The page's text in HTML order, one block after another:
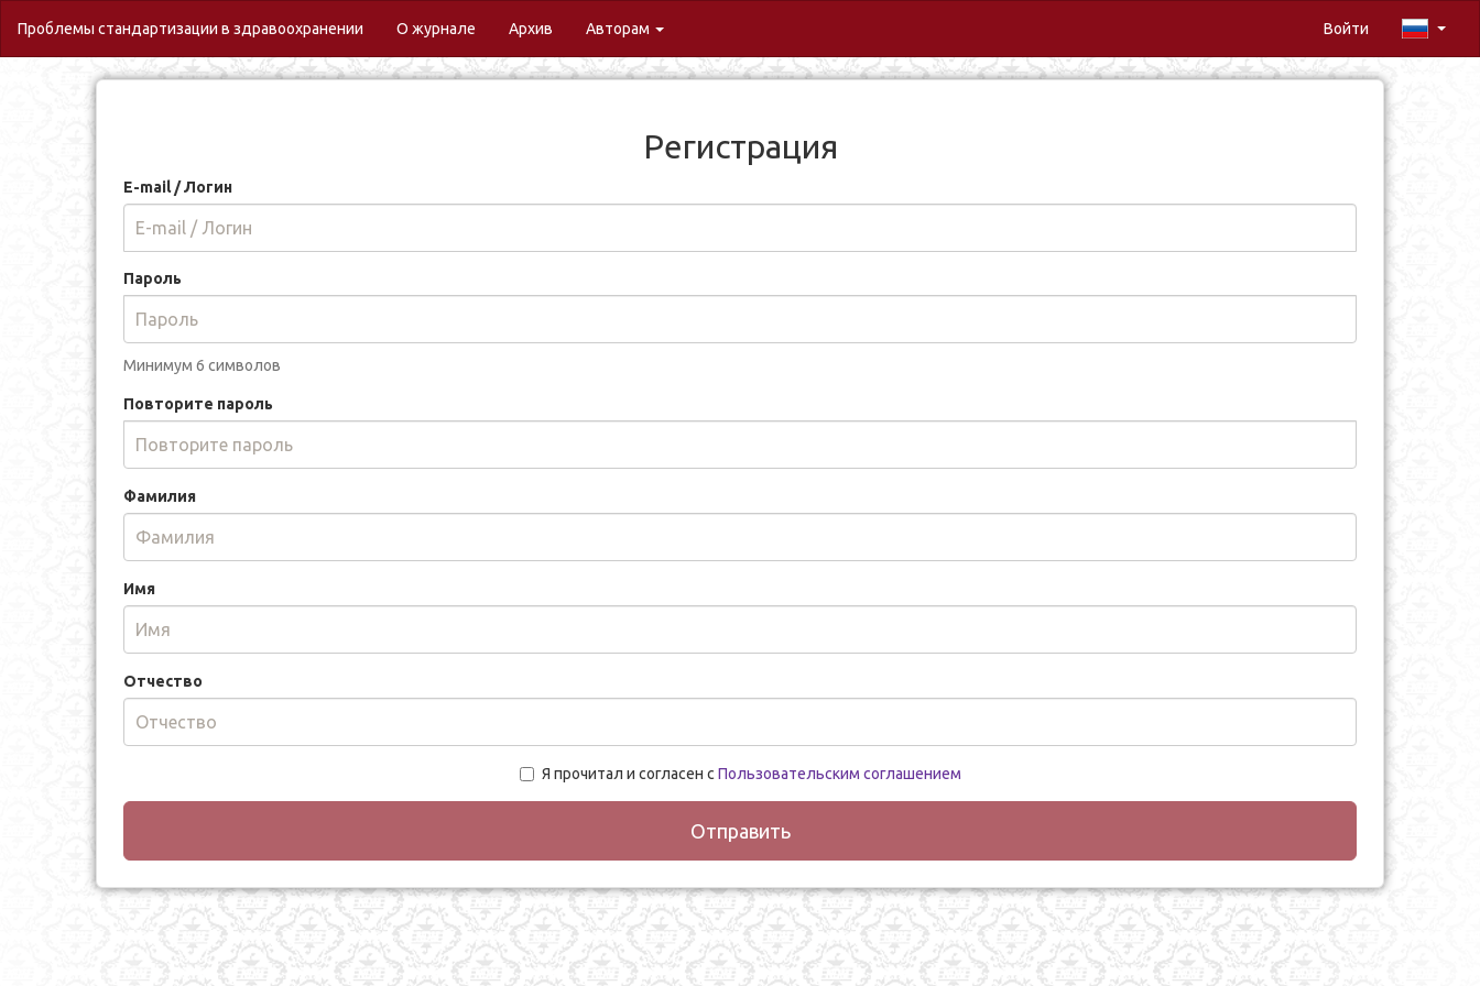
Проблемы стандартизации в здравоохранении О журнале (current)
Архив Авторам Войти
Регистрация
E-mail / Логин
Пароль
Минимум 6 символов
Повторите пароль
Фамилия
Имя
Отчество
Я прочитал и согласен с Пользовательским соглашением
Отправить